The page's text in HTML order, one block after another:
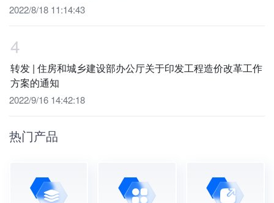
2022/8/18 11:14:43
4
转发 | 住房和城乡建设部办公厅关于印发工程造价改革工作
方案的通知
2022/9/16 14:42:18
热门产品